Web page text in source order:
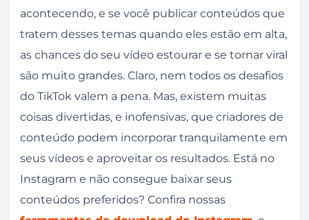
acontecendo, e se você publicar conteúdos que
tratem desses temas quando eles estão em alta,
as chances do seu vídeo estourar e se tornar viral
são muito grandes. Claro, nem todos os desafios
do TikTok valem a pena. Mas, existem muitas
coisas divertidas, e inofensivas, que criadores de
conteúdo podem incorporar tranquilamente em
seus vídeos e aproveitar os resultados. Está no
Instagram e não consegue baixar seus
conteúdos preferidos? Confira nossas